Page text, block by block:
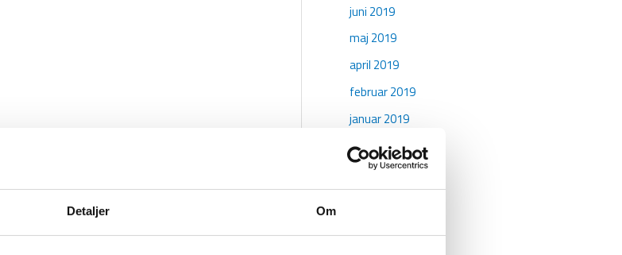
Detaljer Om
juni 2019
maj 2019
april 2019
februar 2019
januar 2019
oktober 2018
maj 2018